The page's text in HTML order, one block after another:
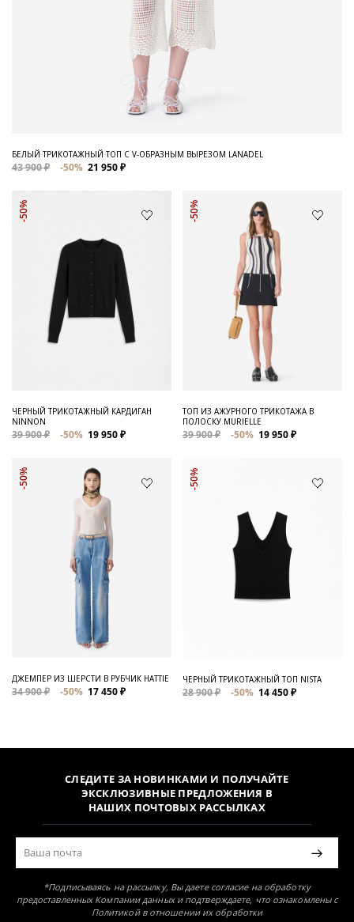
БЕЛЫЙ ТРИКОТАЖНЫЙ ТОП С V-ОБРАЗНЫМ ВЫРЕЗОМ LANADEL
43 900 ₽ -50% 21 950 ₽
-50%
ЧЕРНЫЙ ТРИКОТАЖНЫЙ КАРДИГАН
NINNON
39 900 ₽ -50% 19 950 ₽
-50%
ТОП ИЗ АЖУРНОГО ТРИКОТАЖА В
ПОЛОСКУ MURIELLE
39 900 ₽ -50% 19 950 ₽
-50%
ДЖЕМПЕР ИЗ ШЕРСТИ В РУБЧИК HATTIE
34 900 ₽ -50% 17 450 ₽
-50%
ЧЕРНЫЙ ТРИКОТАЖНЫЙ ТОП NISTA
28 900 ₽ -50% 14 450 ₽
СЛЕДИТЕ ЗА НОВИНКАМИ И ПОЛУЧАЙТЕ
ЭКСКЛЮЗИВНЫЕ ПРЕДЛОЖЕНИЯ В
НАШИХ ПОЧТОВЫХ РАССЫЛКАХ
*Подписываясь на рассылку, Вы даете согласие на обработку
предоставленных Компании данных и подтверждаете, что ознакомлены с
Политикой в отношении их обработки